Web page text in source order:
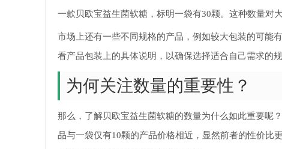
一款贝欧宝益生菌软糖，标明一袋有30颗。这种数量对
市场上还有一些不同规格的产品，例如较大包装的可能
看产品包装上的具体说明，以确保选择适合自己需求的规
为何关注数量的重要性？
那么，了解贝欧宝益生菌软糖的数量为什么如此重要呢
品与一袋仅有10颗的产品价格相近，显然前者的性价比